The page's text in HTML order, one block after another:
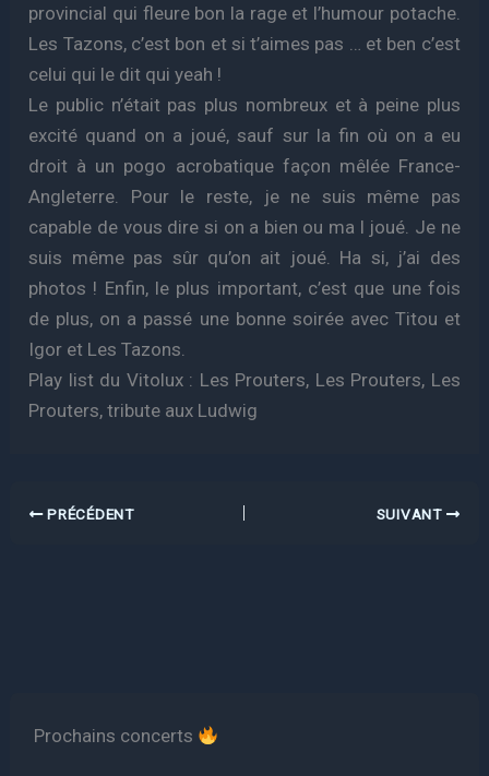
provincial qui fleure bon la rage et l’humour potache.
Les Tazons, c’est bon et si t’aimes pas … et ben c’est
celui qui le dit qui yeah !
Le public n’était pas plus nombreux et à peine plus
excité quand on a joué, sauf sur la fin où on a eu
droit à un pogo acrobatique façon mêlée France-
Angleterre. Pour le reste, je ne suis même pas
capable de vous dire si on a bien ou ma l joué. Je ne
suis même pas sûr qu’on ait joué. Ha si, j’ai des
photos ! Enfin, le plus important, c’est que une fois
de plus, on a passé une bonne soirée avec Titou et
Igor et Les Tazons.
Play list du Vitolux : Les Prouters, Les Prouters, Les
Prouters, tribute aux Ludwig
PRÉCÉDENT SUIVANT
Prochains concerts